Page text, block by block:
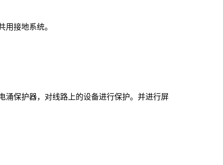
用接地系统。
涌保护器，对线路上的设备进行保护。并进行屏